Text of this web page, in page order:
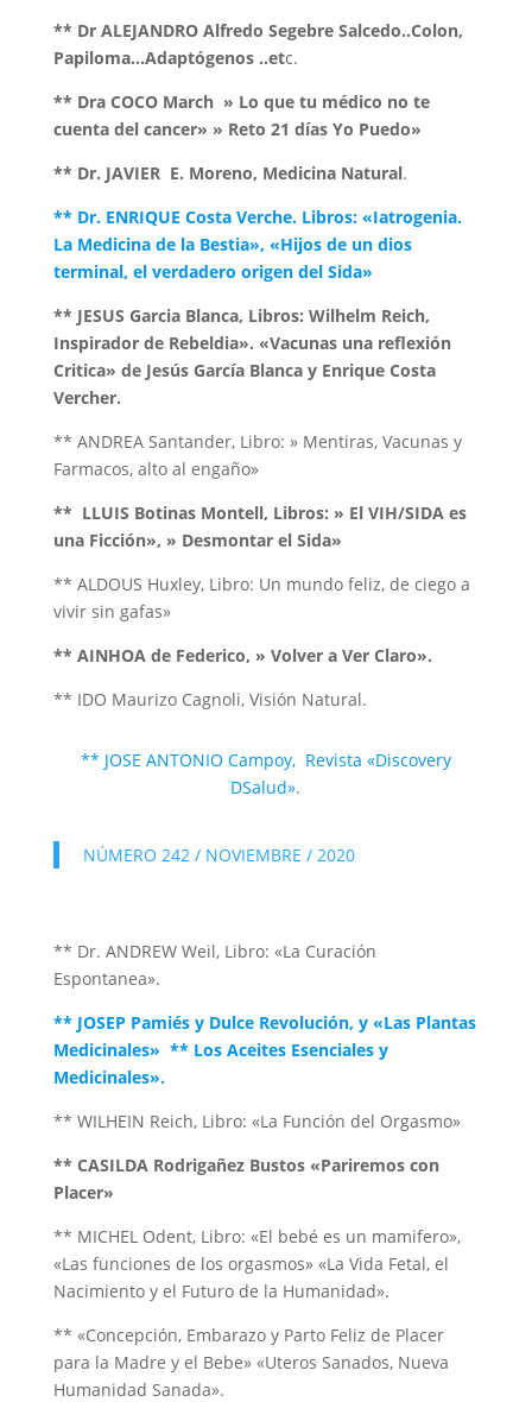
** Dr ALEJANDRO Alfredo Segebre Salcedo..Colon,
Papiloma…Adaptógenos ..etc.
** Dra COCO March » Lo que tu médico no te
cuenta del cancer» » Reto 21 días Yo Puedo»
** Dr. JAVIER E. Moreno, Medicina Natural.
** Dr. ENRIQUE Costa Verche. Libros: «Iatrogenia.
La Medicina de la Bestia», «Hijos de un dios
terminal, el verdadero origen del Sida»
** JESUS Garcia Blanca, Libros: Wilhelm Reich,
Inspirador de Rebeldia». «Vacunas una reflexión
Critica» de Jesús García Blanca y Enrique Costa
Vercher.
** ANDREA Santander, Libro: » Mentiras, Vacunas y
Farmacos, alto al engaño»
** LLUIS Botinas Montell, Libros: » El VIH/SIDA es
una Ficción», » Desmontar el Sida»
** ALDOUS Huxley, Libro: Un mundo feliz, de ciego a
vivir sin gafas»
** AINHOA de Federico, » Volver a Ver Claro».
** IDO Maurizo Cagnoli, Visión Natural.
** JOSE ANTONIO Campoy, Revista «Discovery
DSalud».
NÚMERO 242 / NOVIEMBRE / 2020
** Dr. ANDREW Weil, Libro: «La Curación
Espontanea».
** JOSEP Pamiés y Dulce Revolución, y «Las Plantas
Medicinales» ** Los Aceites Esenciales y
Medicinales».
** WILHEIN Reich, Libro: «La Función del Orgasmo»
** CASILDA Rodrigañez Bustos «Pariremos con
Placer»
** MICHEL Odent, Libro: «El bebé es un mamifero»,
«Las funciones de los orgasmos» «La Vida Fetal, el
Nacimiento y el Futuro de la Humanidad».
** «Concepción, Embarazo y Parto Feliz de Placer
para la Madre y el Bebe» «Uteros Sanados, Nueva
Humanidad Sanada».